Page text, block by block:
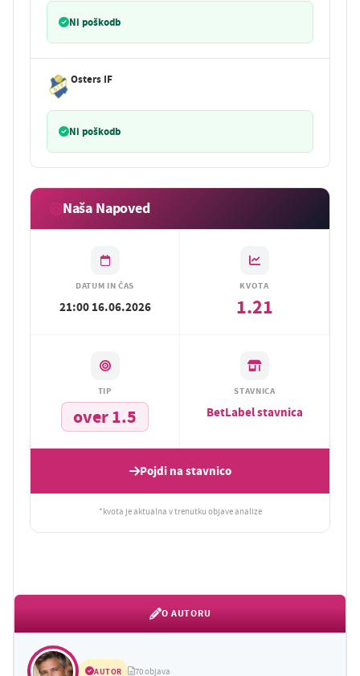
Ni poškodb
Osters IF
Ni poškodb
Naša Napoved
DATUM IN ČAS
21:00 16.06.2026
KVOTA
1.21
TIP
over 1.5
STAVNICA
BetLabel stavnica
Pojdi na stavnico
*kvota je aktualna v trenutku objave analize
O AUTORU
AUTOR 70 objava